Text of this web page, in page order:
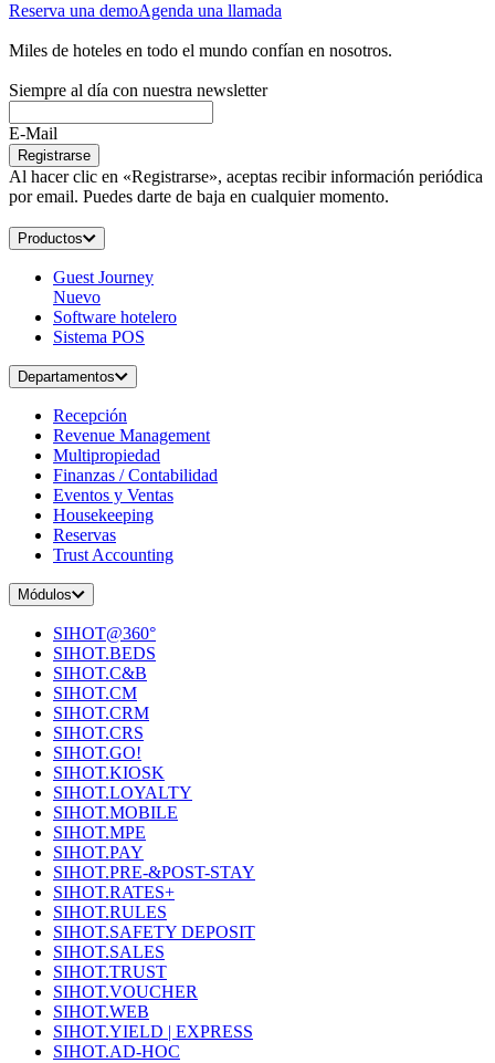
Reserva una demoAgenda una llamada
Miles de hoteles en todo el mundo confían en nosotros.
Siempre al día con nuestra newsletter
E-Mail
Registrarse
Al hacer clic en «Registrarse», aceptas recibir información periódica
por email. Puedes darte de baja en cualquier momento.
Productos
Guest Journey
Nuevo
Software hotelero
Sistema POS
Departamentos
Recepción
Revenue Management
Multipropiedad
Finanzas / Contabilidad
Eventos y Ventas
Housekeeping
Reservas
Trust Accounting
Módulos
SIHOT@360°
SIHOT.BEDS
SIHOT.C&B
SIHOT.CM
SIHOT.CRM
SIHOT.CRS
SIHOT.GO!
SIHOT.KIOSK
SIHOT.LOYALTY
SIHOT.MOBILE
SIHOT.MPE
SIHOT.PAY
SIHOT.PRE-&POST-STAY
SIHOT.RATES+
SIHOT.RULES
SIHOT.SAFETY DEPOSIT
SIHOT.SALES
SIHOT.TRUST
SIHOT.VOUCHER
SIHOT.WEB
SIHOT.YIELD | EXPRESS
SIHOT.AD-HOC